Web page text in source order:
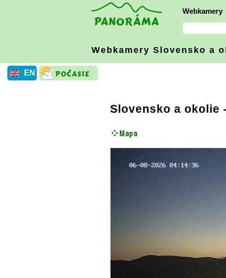
Webkamery
Webkamery Slovensko a
EN
Slovensko a okolie -